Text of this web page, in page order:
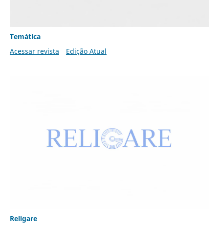
Temática
Acessar revista
Edição Atual
Religare